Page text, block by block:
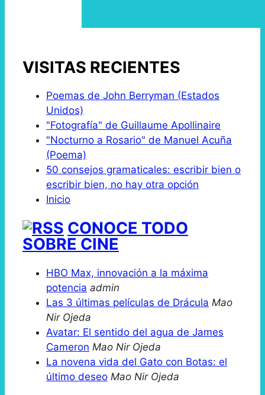
VISITAS RECIENTES
Poemas de John Berryman (Estados
Unidos)
"Fotografía" de Guillaume Apollinaire
"Nocturno a Rosario" de Manuel Acuña
(Poema)
50 consejos gramaticales: escribir bien o
escribir bien, no hay otra opción
Inicio
CONOCE TODO
SOBRE CINE
HBO Max, innovación a la máxima
potencia admin
Las 3 últimas películas de Drácula Mao
Nir Ojeda
Avatar: El sentido del agua de James
Cameron Mao Nir Ojeda
La novena vida del Gato con Botas: el
último deseo Mao Nir Ojeda